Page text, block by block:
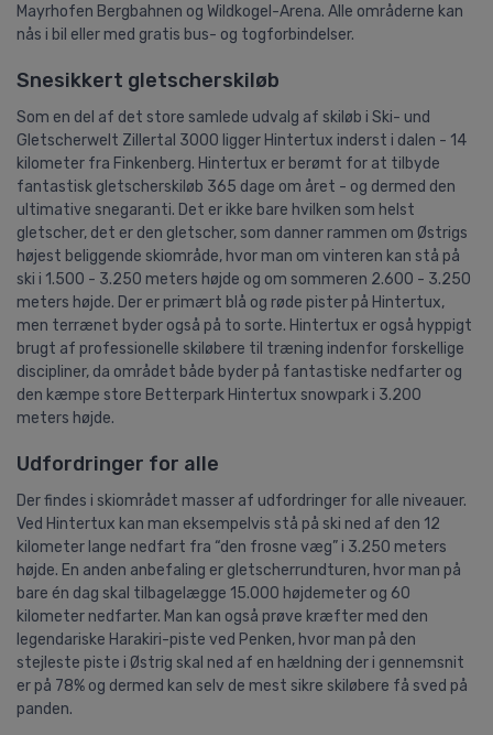
Mayrhofen Bergbahnen og Wildkogel-Arena. Alle områderne kan
nås i bil eller med gratis bus- og togforbindelser.
Snesikkert gletscherskiløb
Som en del af det store samlede udvalg af skiløb i Ski- und
Gletscherwelt Zillertal 3000 ligger Hintertux inderst i dalen - 14
kilometer fra Finkenberg. Hintertux er berømt for at tilbyde
fantastisk gletscherskiløb 365 dage om året - og dermed den
ultimative snegaranti. Det er ikke bare hvilken som helst
gletscher, det er den gletscher, som danner rammen om Østrigs
højest beliggende skiområde, hvor man om vinteren kan stå på
ski i 1.500 - 3.250 meters højde og om sommeren 2.600 - 3.250
meters højde. Der er primært blå og røde pister på Hintertux,
men terrænet byder også på to sorte. Hintertux er også hyppigt
brugt af professionelle skiløbere til træning indenfor forskellige
discipliner, da området både byder på fantastiske nedfarter og
den kæmpe store Betterpark Hintertux snowpark i 3.200
meters højde.
Udfordringer for alle
Der findes i skiområdet masser af udfordringer for alle niveauer.
Ved Hintertux kan man eksempelvis stå på ski ned af den 12
kilometer lange nedfart fra “den frosne væg” i 3.250 meters
højde. En anden anbefaling er gletscherrundturen, hvor man på
bare én dag skal tilbagelægge 15.000 højdemeter og 60
kilometer nedfarter. Man kan også prøve kræfter med den
legendariske Harakiri-piste ved Penken, hvor man på den
stejleste piste i Østrig skal ned af en hældning der i gennemsnit
er på 78% og dermed kan selv de mest sikre skiløbere få sved på
panden.